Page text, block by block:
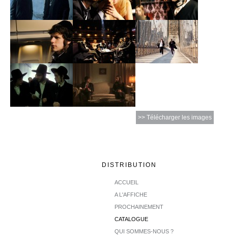
>> Télécharger les images
DISTRIBUTION
ACCUEIL
A L'AFFICHE
PROCHAINEMENT
CATALOGUE
QUI SOMMES-NOUS ?